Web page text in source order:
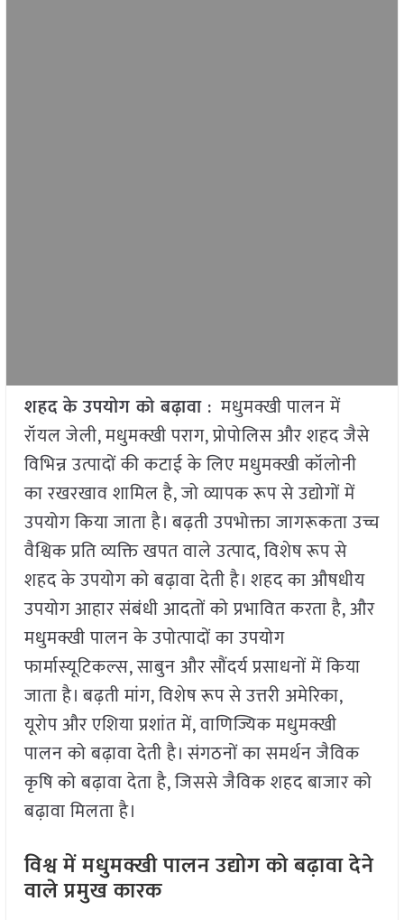
शहद के उपयोग को बढ़ावा : मधुमक्खी पालन में
रॉयल जेली, मधुमक्खी पराग, प्रोपोलिस और शहद जैसे
विभिन्न उत्पादों की कटाई के लिए मधुमक्खी कॉलोनी
का रखरखाव शामिल है, जो व्यापक रूप से उद्योगों में
उपयोग किया जाता है। बढ़ती उपभोक्ता जागरूकता उच्च
वैश्विक प्रति व्यक्ति खपत वाले उत्पाद, विशेष रूप से
शहद के उपयोग को बढ़ावा देती है। शहद का औषधीय
उपयोग आहार संबंधी आदतों को प्रभावित करता है, और
मधुमक्खी पालन के उपोत्पादों का उपयोग
फार्मास्यूटिकल्स, साबुन और सौंदर्य प्रसाधनों में किया
जाता है। बढ़ती मांग, विशेष रूप से उत्तरी अमेरिका,
यूरोप और एशिया प्रशांत में, वाणिज्यिक मधुमक्खी
पालन को बढ़ावा देती है। संगठनों का समर्थन जैविक
कृषि को बढ़ावा देता है, जिससे जैविक शहद बाजार को
बढ़ावा मिलता है।
विश्व में मधुमक्खी पालन उद्योग को बढ़ावा देने
वाले प्रमुख कारक